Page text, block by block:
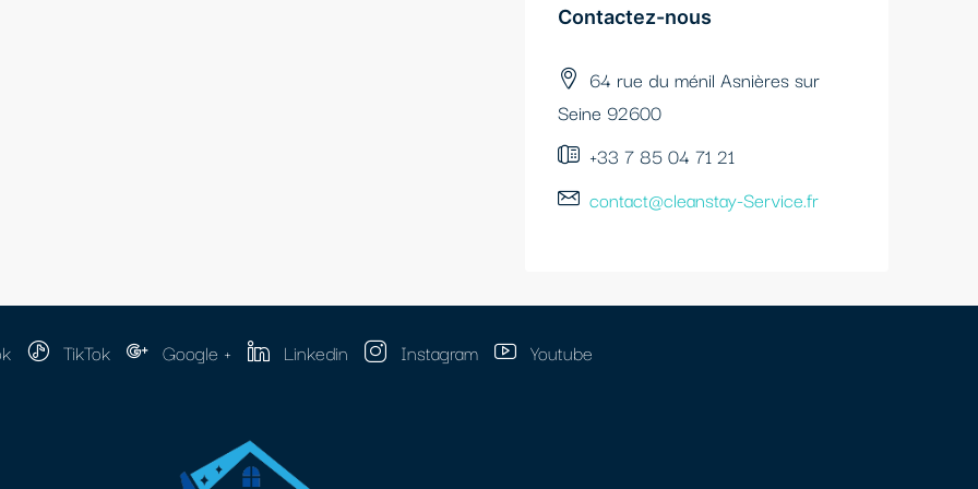
Contactez-nous​
64 rue du ménil Asnières sur
Seine 92600
+33 7 85 04 71 21
contact@cleanstay-Service.fr
TikTok Google + Linkedin Instagram Youtube